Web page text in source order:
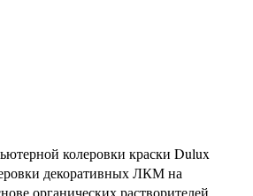
колеровки краски Dulux
декоративных ЛКМ на
органических растворителей.